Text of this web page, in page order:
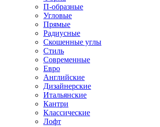
П-образные
Угловые
Прямые
Радиусные
Скошенные углы
Стиль
Современные
Евро
Английские
Дизайнерские
Итальянские
Кантри
Классические
Лофт